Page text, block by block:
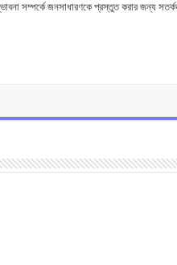
সম্পর্কে জনসাধারণকে প্রস্তুত করার জন্য